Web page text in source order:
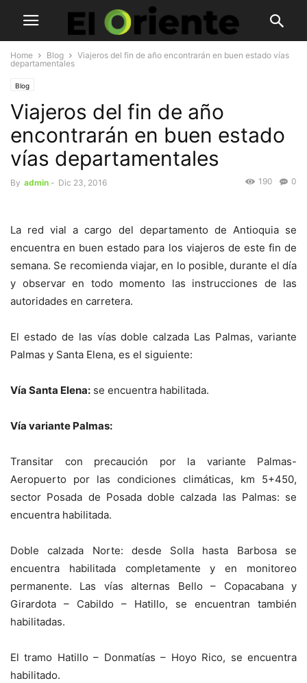
Home Blog
Viajeros del fin de año encontrarán en buen estado vías
departamentales
Blog
Viajeros del fin de año
encontrarán en buen estado
vías departamentales
By admin - Dic 23, 2016 0
190
La red vial a cargo del departamento de Antioquia se
encuentra en buen estado para los viajeros de este fin de
semana. Se recomienda viajar, en lo posible, durante el día
y observar en todo momento las instrucciones de las
autoridades en carretera.
El estado de las vías doble calzada Las Palmas, variante
Palmas y Santa Elena, es el siguiente:
Vía Santa Elena: se encuentra habilitada.
Vía variante Palmas:
Transitar con precaución por la variante Palmas-
Aeropuerto por las condiciones climáticas, km 5+450,
sector Posada de Posada doble calzada las Palmas: se
encuentra habilitada.
Doble calzada Norte: desde Solla hasta Barbosa se
encuentra habilitada completamente y en monitoreo
permanente. Las vías alternas Bello – Copacabana y
Girardota – Cabildo – Hatillo, se encuentran también
habilitadas.
El tramo Hatillo – Donmatías – Hoyo Rico, se encuentra
habilitado.